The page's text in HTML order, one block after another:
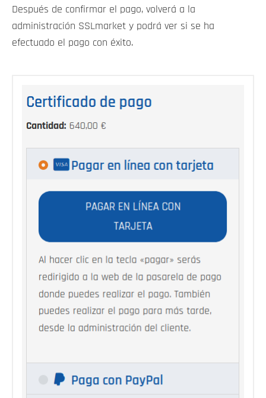
Después de confirmar el pago, volverá a la
administración SSLmarket y podrá ver si se ha
efectuado el pago con éxito.